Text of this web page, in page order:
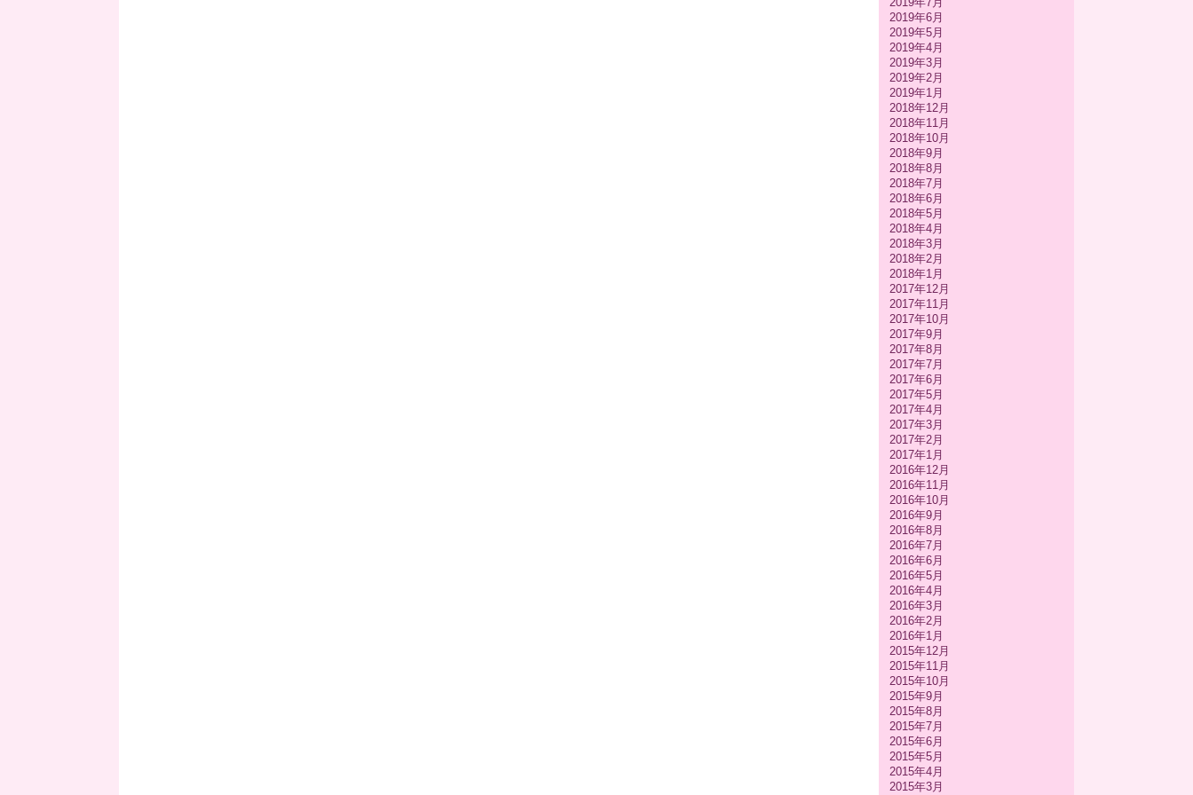
2019年6月
2019年5月
2019年4月
2019年3月
2019年2月
2019年1月
2018年12月
2018年11月
2018年10月
2018年9月
2018年8月
2018年7月
2018年6月
2018年5月
2018年4月
2018年3月
2018年2月
2018年1月
2017年12月
2017年11月
2017年10月
2017年9月
2017年8月
2017年7月
2017年6月
2017年5月
2017年4月
2017年3月
2017年2月
2017年1月
2016年12月
2016年11月
2016年10月
2016年9月
2016年8月
2016年7月
2016年6月
2016年5月
2016年4月
2016年3月
2016年2月
2016年1月
2015年12月
2015年11月
2015年10月
2015年9月
2015年8月
2015年7月
2015年6月
2015年5月
2015年4月
2015年3月